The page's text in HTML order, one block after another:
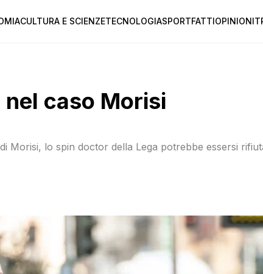
CULTURA E SCIENZETECNOLOGIASPORTFATTIOPINIONI
caso Morisi
Morisi, lo spin doctor della Lega potrebbe essersi